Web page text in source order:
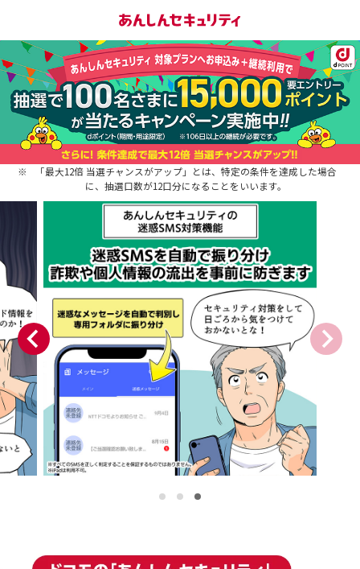
※
「最大12倍 当選チャンスがアップ」とは、特定の条件を達成した場合
に、抽選口数が12口分になることをいいます。